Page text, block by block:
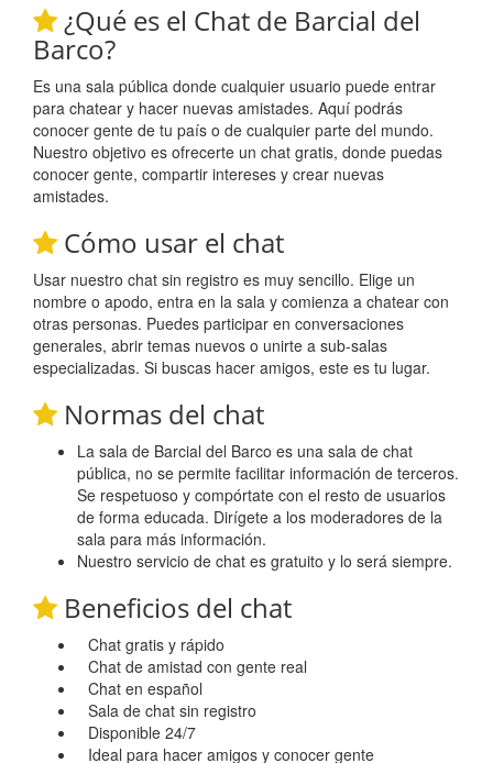
¿Qué es el Chat de Barcial del
Barco?
Es una sala pública donde cualquier usuario puede entrar
para chatear y hacer nuevas amistades. Aquí podrás
conocer gente de tu país o de cualquier parte del mundo.
Nuestro objetivo es ofrecerte un chat gratis, donde puedas
conocer gente, compartir intereses y crear nuevas
amistades.
Cómo usar el chat
Usar nuestro chat sin registro es muy sencillo. Elige un
nombre o apodo, entra en la sala y comienza a chatear con
otras personas. Puedes participar en conversaciones
generales, abrir temas nuevos o unirte a sub-salas
especializadas. Si buscas hacer amigos, este es tu lugar.
Normas del chat
La sala de Barcial del Barco es una sala de chat
pública, no se permite facilitar información de terceros.
Se respetuoso y compórtate con el resto de usuarios
de forma educada. Dirígete a los moderadores de la
sala para más información.
Nuestro servicio de chat es gratuito y lo será siempre.
Beneficios del chat
Chat gratis y rápido
Chat de amistad con gente real
Chat en español
Sala de chat sin registro
Disponible 24/7
Ideal para hacer amigos y conocer gente